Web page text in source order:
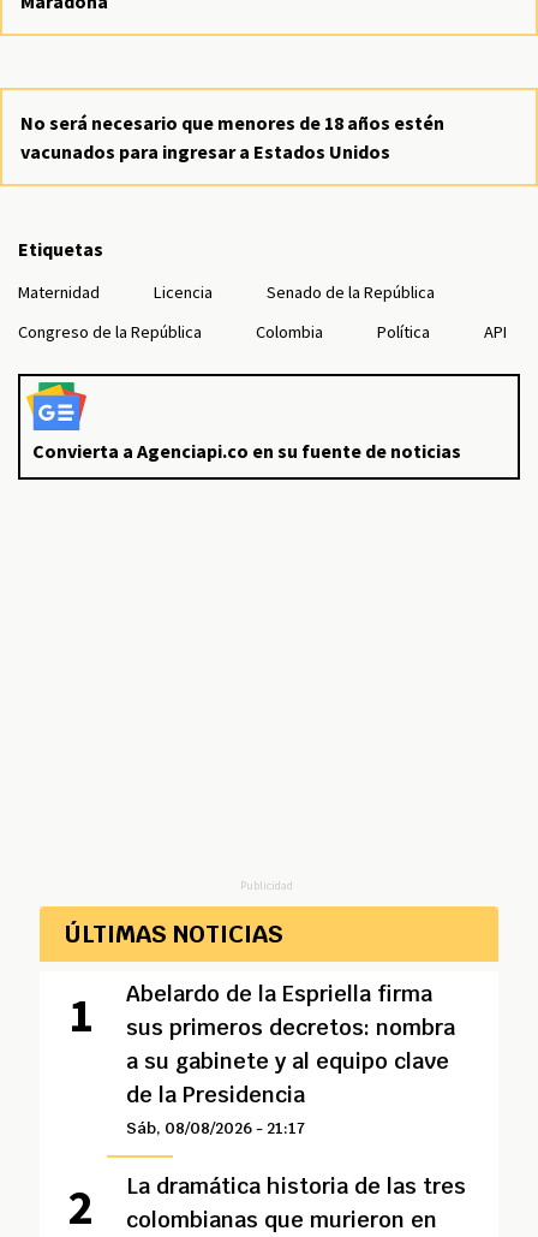
No será necesario que menores de 18 años estén
vacunados para ingresar a Estados Unidos
Etiquetas
Maternidad Licencia
Senado de la República
Congreso de la República
Colombia Política API
Convierta a Agenciapi.co en su fuente de noticias
Publicidad
ÚLTIMAS NOTICIAS
Abelardo de la Espriella firma
sus primeros decretos: nombra
a su gabinete y al equipo clave
de la Presidencia
Sáb, 08/08/2026 - 21:17
La dramática historia de las tres
colombianas que murieron en